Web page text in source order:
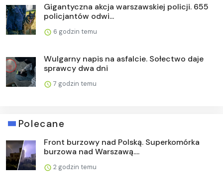
Gigantyczna akcja warszawskiej policji. 655
policjantów odwi...
6 godzin temu
Wulgarny napis na asfalcie. Sołectwo daje
sprawcy dwa dni
7 godzin temu
Polecane
Front burzowy nad Polską. Superkomórka
burzowa nad Warszawą....
2 godzin temu